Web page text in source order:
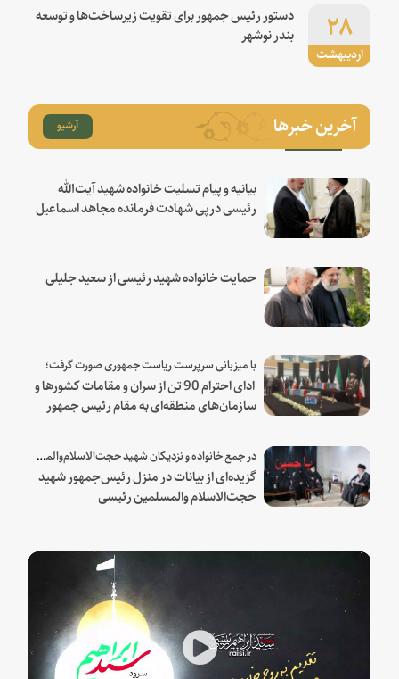
اردیبهشت
۲۸
دستور رئیس جمهور برای تقویت زیرساخت‌ها و توسعه
بندر نوشهر
آخرین خبرها آرشیو
بیانیه و پیام تسلیت خانواده شهید آیت‌الله
رئیسی درپی شهادت فرمانده مجاهد اسماعیل
حمایت خانواده شهید رئیسی از سعید جلیلی
با میزبانی سرپرست ریاست جمهوری صورت گرفت؛
ادای احترام 90 تن از سران و مقامات کشورها و
سازمان‌های منطقه‌ای به مقام رئیس جمهور
در جمع خانواده و نزدیکان شهید حجت‌الاسلام‌والمسلمین رئیسی:
گزیده‌ای از بیانات در منزل رئیس‌جمهور شهید
حجت‌الاسلام والمسلمین رئیسی